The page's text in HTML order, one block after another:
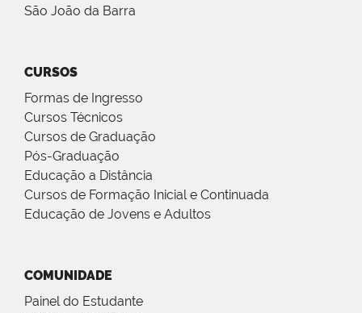
São João da Barra
CURSOS
Formas de Ingresso
Cursos Técnicos
Cursos de Graduação
Pós-Graduação
Educação a Distância
Cursos de Formação Inicial e Continuada
Educação de Jovens e Adultos
COMUNIDADE
Painel do Estudante